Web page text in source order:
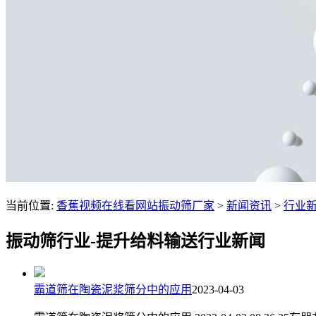
当前位置: 香蕉视频在线看网站振动筛厂家 > 新闻资讯 > 行业
振动筛行业-提升给料输送行业新闻
霸道筛在陶瓷泥浆筛分中的应用 2023-04-03